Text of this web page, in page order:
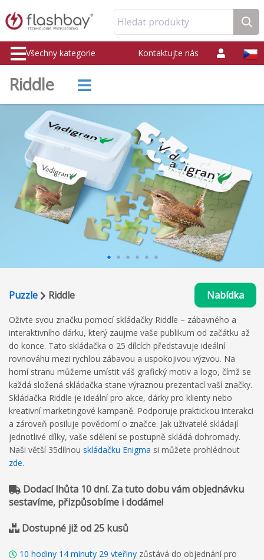
Hledat produkty
Všechny kategorie Kontaktujte nás
Riddle
Puzzle Riddle Nabídka
Oživte svou značku pomocí skládačky Riddle – zábavného a
interaktivního dárku, který zaujme vaše publikum od začátku až
do konce. Tato skládačka o 25 dílcích představuje ideální
rovnováhu mezi rychlou zábavou a uspokojivou výzvou. Na
horní stranu můžeme umístit váš grafický motiv a logo, čímž se
každá složená skládačka stane výraznou prezentací vaší značky.
Skládačka Riddle je ideální pro akce, dárky pro klienty nebo
kreativní marketingové kampaně. Podporuje praktickou interakci
a zároveň posiluje povědomí o značce. Jak uživatelé skládají
jednotlivé dílky, vaše sdělení se postupně skládá dohromady.
Naši větší 35dílnou skládačku Enigma si můžete prohlédnout
zde.
Dodací lhůta 10 dní. Za tuto dobu vám objednávku
sestavíme, přizpůsobíme i dodáme!
Dostupné již od 25 kusů
10 hodiny 14 minuty 28 vteřiny zůstává do objednání pro